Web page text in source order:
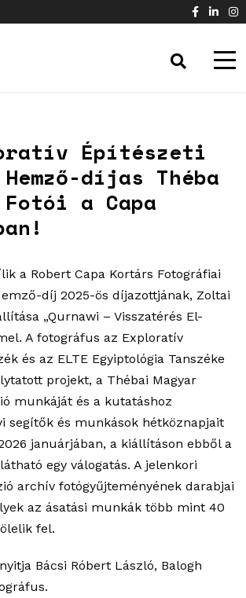
Építészeti
díjas Théba
a Capa
a Robert Capa Kortárs Fotográfiai
díj 2025-ös díjazottjának, Zoltai
„Qurnawi – Visszatérés El-
A fotográfus az Exploratív
és az ELTE Egyiptológia Tanszéke
projekt, a Thébai Magyar
munkáját és a kutatáshoz
segítők és munkások hétköznapjait
januárjában, a kiállításon ebből a
egy válogatás. A jelenkori
archív fotógyűjteményének darabjai
az ásatási munkák több mint 40
fel.
Bácsi Róbert László, Balogh